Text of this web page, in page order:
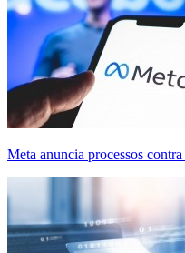
Meta anuncia processos